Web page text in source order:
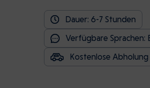
Dauer: 6-7 Stunden
Verfügbare Sprachen:
Kostenlose